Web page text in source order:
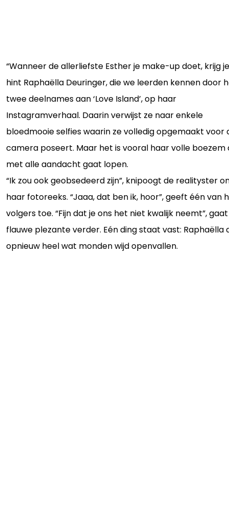
“Wanneer de allerliefste Esther je make-up doet, krijg
hint Raphaëlla Deuringer, die we leerden kennen door
twee deelnames aan ‘Love Island’, op haar
Instagramverhaal. Daarin verwijst ze naar enkele
bloedmooie selfies waarin ze volledig opgemaakt voor
camera poseert. Maar het is vooral haar volle boezem
met alle aandacht gaat lopen.
“Ik zou ook geobsedeerd zijn”, knipoogt de realityster
haar fotoreeks. “Jaaa, dat ben ik, hoor”, geeft één van
volgers toe. “Fijn dat je ons het niet kwalijk neemt”,
flauwe plezante verder. Eén ding staat vast: Raphaëlla
opnieuw heel wat monden wijd openvallen.